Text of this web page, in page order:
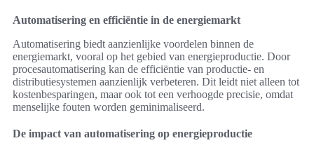
Automatisering en efficiëntie in de energiemarkt
Automatisering biedt aanzienlijke voordelen binnen de
energiemarkt, vooral op het gebied van energieproductie. Door
procesautomatisering kan de efficiëntie van productie- en
distributiesystemen aanzienlijk verbeteren. Dit leidt niet alleen tot
kostenbesparingen, maar ook tot een verhoogde precisie, omdat
menselijke fouten worden geminimaliseerd.
De impact van automatisering op energieproductie